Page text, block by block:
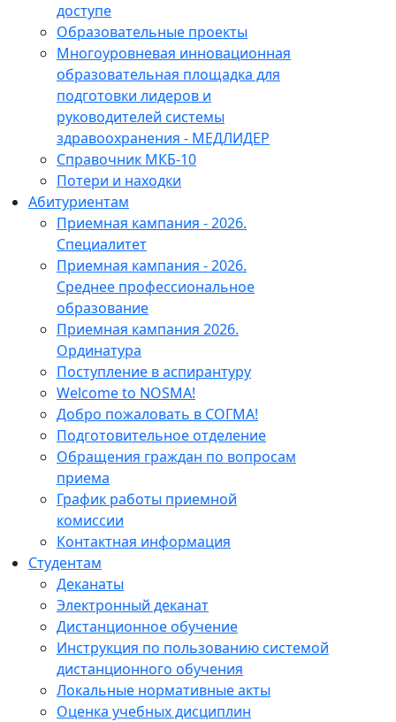
доступе
Образовательные проекты
Многоуровневая инновационная
образовательная площадка для
подготовки лидеров и
руководителей системы
здравоохранения - МЕДЛИДЕР
Справочник МКБ-10
Потери и находки
Абитуриентам
Приемная кампания - 2026.
Специалитет
Приемная кампания - 2026.
Среднее профессиональное
образование
Приемная кампания 2026.
Ординатура
Поступление в аспирантуру
Welcome to NOSMA!
Добро пожаловать в СОГМА!
Подготовительное отделение
Обращения граждан по вопросам
приема
График работы приемной
комиссии
Контактная информация
Студентам
Деканаты
Электронный деканат
Дистанционное обучение
Инструкция по пользованию системой
дистанционного обучения
Локальные нормативные акты
Оценка учебных дисциплин